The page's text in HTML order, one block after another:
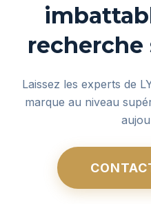
recherche
Laissez les experts de
marque au niveau